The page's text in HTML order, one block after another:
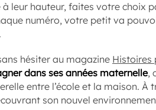
leur hauteur, faites votre choix
numéro, votre petit va
hésiter au magazine Histoires
dans ses années maternelle,
entre l’école et la maison. À
son nouvel